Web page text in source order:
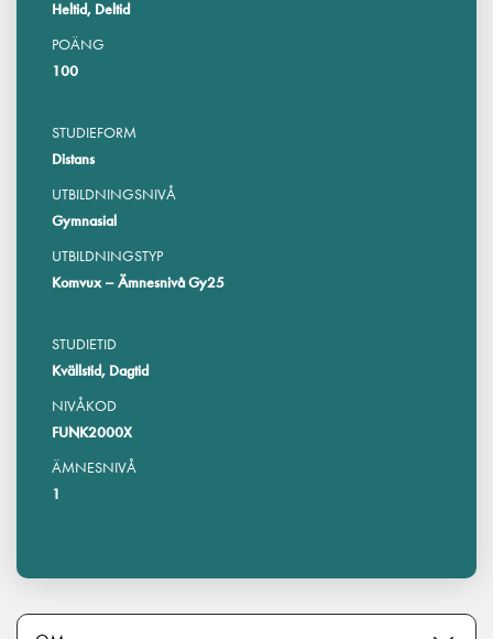
Heltid, Deltid
POÄNG
100
STUDIEFORM
Distans
UTBILDNINGSNIVÅ
Gymnasial
UTBILDNINGSTYP
Komvux – Ämnesnivå Gy25
STUDIETID
Kvällstid, Dagtid
NIVÅKOD
FUNK2000X
ÄMNESNIVÅ
1